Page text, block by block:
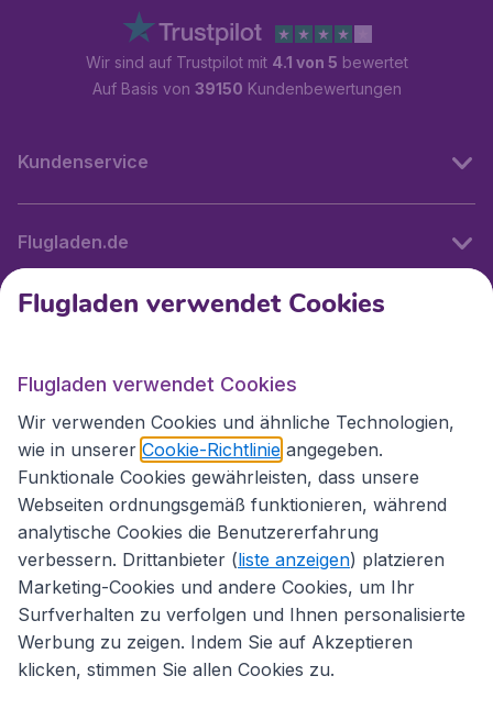
Wir sind auf Trustpilot mit 4.1 von 5 bewertet
Auf Basis von 39150 Kundenbewertungen
Kundenservice
Flugladen.de
Internationale Webseiten
Folgen Sie uns:
Flugladen verwendet Cookies
Flugladen verwendet Cookies
Wir verwenden Cookies und ähnliche Technologien,
wie in unserer Cookie-Richtlinie angegeben.
Funktionale Cookies gewährleisten, dass unsere
Webseiten ordnungsgemäß funktionieren, während
analytische Cookies die Benutzererfahrung
verbessern. Drittanbieter (liste anzeigen) platzieren
Marketing-Cookies und andere Cookies, um Ihr
Surfverhalten zu verfolgen und Ihnen personalisierte
Werbung zu zeigen. Indem Sie auf Akzeptieren
klicken, stimmen Sie allen Cookies zu.